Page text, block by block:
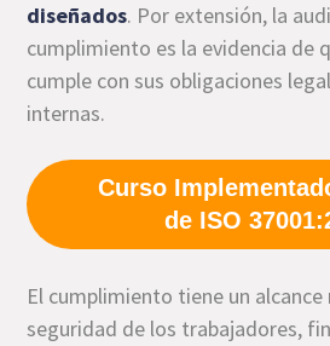
diseñados. Por extensión, la
cumplimiento es la evidencia de
cumple con sus obligaciones
internas.
Curso
de ISO
El cumplimiento tiene un alcance
seguridad de los trabajadores,